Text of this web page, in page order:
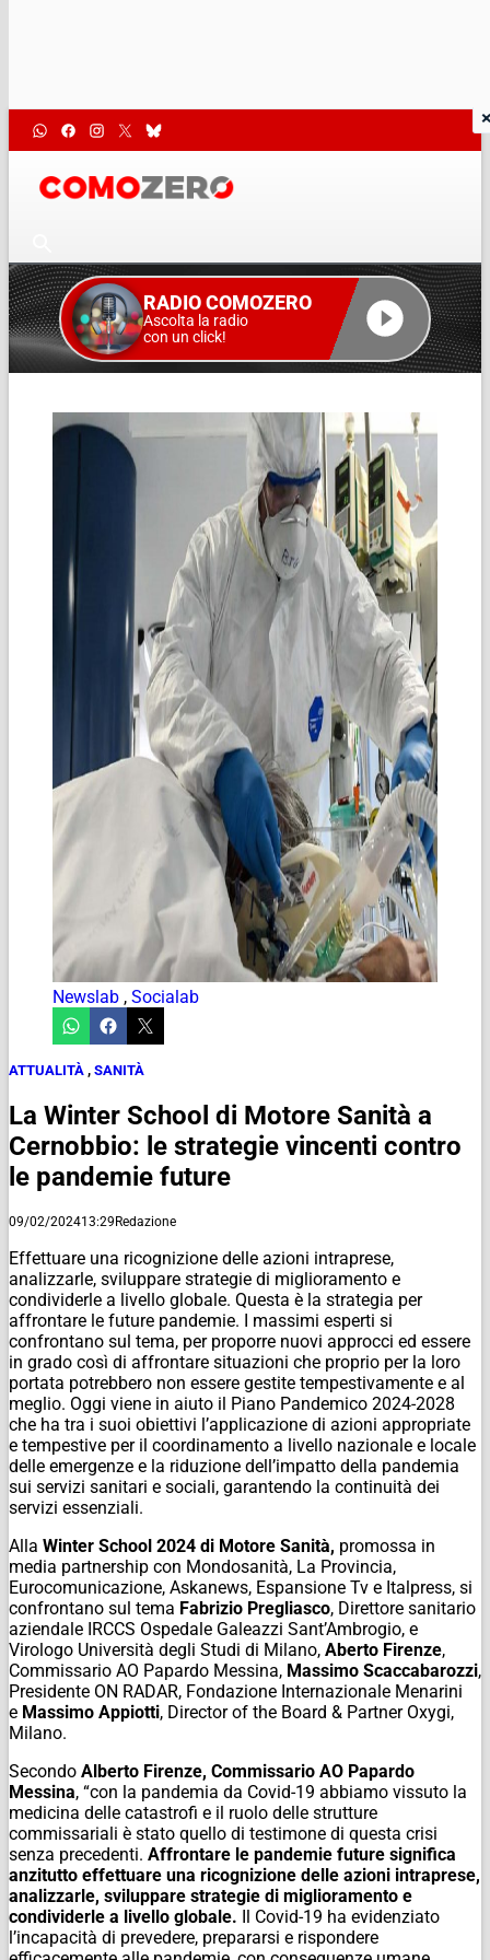
RADIO COMOZERO
Ascolta la radio
con un click!
Newslab , Socialab
ATTUALITÀ , SANITÀ
La Winter School di Motore Sanità a
Cernobbio: le strategie vincenti contro
le pandemie future
09/02/202413:29Redazione
Effettuare una ricognizione delle azioni intraprese,
analizzarle, sviluppare strategie di miglioramento e
condividerle a livello globale. Questa è la strategia per
affrontare le future pandemie. I massimi esperti si
confrontano sul tema, per proporre nuovi approcci ed essere
in grado così di affrontare situazioni che proprio per la loro
portata potrebbero non essere gestite tempestivamente e al
meglio. Oggi viene in aiuto il Piano Pandemico 2024-2028
che ha tra i suoi obiettivi l’applicazione di azioni appropriate
e tempestive per il coordinamento a livello nazionale e locale
delle emergenze e la riduzione dell’impatto della pandemia
sui servizi sanitari e sociali, garantendo la continuità dei
servizi essenziali.
Alla Winter School 2024 di Motore Sanità, promossa in
media partnership con Mondosanità, La Provincia,
Eurocomunicazione, Askanews, Espansione Tv e Italpress, si
confrontano sul tema Fabrizio Pregliasco, Direttore sanitario
aziendale IRCCS Ospedale Galeazzi Sant’Ambrogio, e
Virologo Università degli Studi di Milano, Aberto Firenze,
Commissario AO Papardo Messina, Massimo Scaccabarozzi,
Presidente ON RADAR, Fondazione Internazionale Menarini
e Massimo Appiotti, Director of the Board & Partner Oxygi,
Milano.
Secondo Alberto Firenze, Commissario AO Papardo
Messina, “con la pandemia da Covid-19 abbiamo vissuto la
medicina delle catastrofi e il ruolo delle strutture
commissariali è stato quello di testimone di questa crisi
senza precedenti. Affrontare le pandemie future significa
anzitutto effettuare una ricognizione delle azioni intraprese,
analizzarle, sviluppare strategie di miglioramento e
condividerle a livello globale. Il Covid-19 ha evidenziato
l’incapacità di prevedere, prepararsi e rispondere